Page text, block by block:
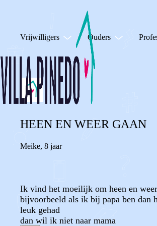
Vrijwilligers Ouders
HEEN EN WEER GAAN
Meike, 8 jaar
Ik vind het moeilijk om heen en
bijvoorbeeld als ik bij papa ben dan
leuk gehad
dan wil ik niet naar mama